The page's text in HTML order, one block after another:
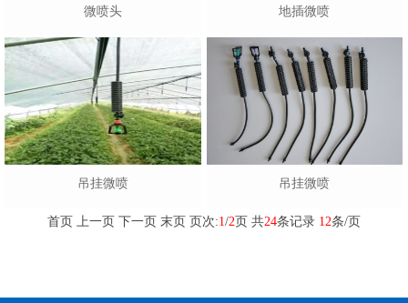
微喷头 地插微喷
吊挂微喷 吊挂微喷
首页 上一页 下一页 末页 页次:1/2页 共24条记录 12条/页